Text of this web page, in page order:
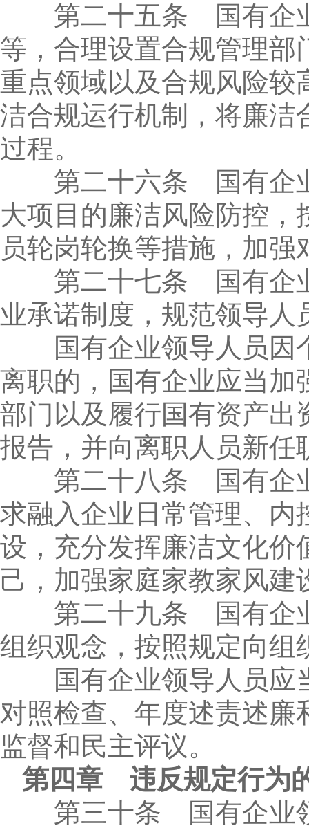
第二十五条 国有企业
等，合理设置合规管理部
重点领域以及合规风险较
洁合规运行机制，将廉洁
过程。
第二十六条 国有企业
大项目的廉洁风险防控
员轮岗轮换等措施，加
第二十七条 国有企业
业承诺制度，规范领导
国有企业领导人员因
离职的，国有企业应当加
部门以及履行国有资产出
报告，并向离职人员新任
第二十八条 国有企业
求融入企业日常管理、内
设，充分发挥廉洁文化价
己，加强家庭家教家风
第二十九条 国有企业
组织观念，按照规定向组
国有企业领导人员应
对照检查、年度述责述
监督和民主评议。
第四章 违反规定行为
第三十条 国有企业领